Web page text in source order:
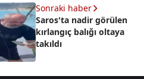
Sonraki haber
Saros'ta nadir görülen
kırlangıç balığı oltaya
takıldı